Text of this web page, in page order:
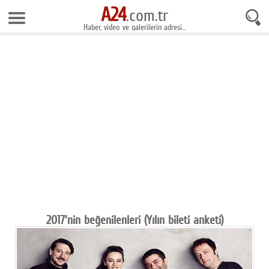
6 Ağustos 2026 19:27:16
Anasayfa
Teknoloji
Spor
A24.com.tr
Haber, video ve galerilerin adresi...
2017'nin beğenilenleri (Yılın bileti anketi)